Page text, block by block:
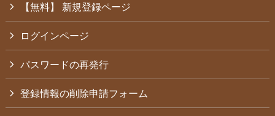
【無料】 新規登録ページ
ログインページ
パスワードの再発行
登録情報の削除申請フォーム